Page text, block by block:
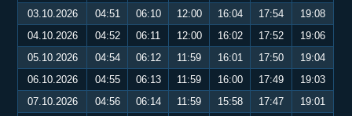
03.10.2026
04:51 06:10 12:00 16:04 17:54
19:08
04.10.2026
04:52 06:11 12:00 16:02 17:52
19:06
05.10.2026
04:54 06:12 11:59 16:01 17:50
19:04
06.10.2026
04:55 06:13 11:59 16:00 17:49
19:03
07.10.2026
04:56 06:14 11:59 15:58 17:47
19:01